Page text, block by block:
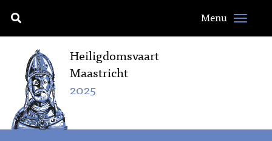
Menu
Heiligdomsvaart
Maastricht
2025